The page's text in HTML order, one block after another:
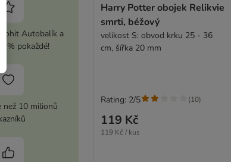
Autobalík a
5 % pokaždé!
než 10 milionů
Harry Potter obojek Relikvie
smrti, béžový
velikost S: obvod krku 25 - 36
cm, šířka 20 mm
119 Kč
119 Kč / kus
Rating: 2/5 (10)